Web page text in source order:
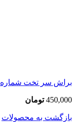
براش سر تخت شماره 10 گراف
450,000 تومان
بازگشت به محصولات